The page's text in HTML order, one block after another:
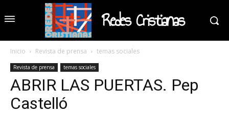
Redes Cristianas
Inicio Revista de prensa temas sociales
Revista de prensa temas sociales
ABRIR LAS PUERTAS. Pep
Castelló